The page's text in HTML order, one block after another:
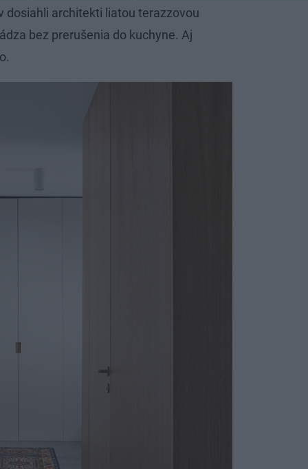
dosiahli architekti liatou terazzovou
bez prerušenia do kuchyne. Aj